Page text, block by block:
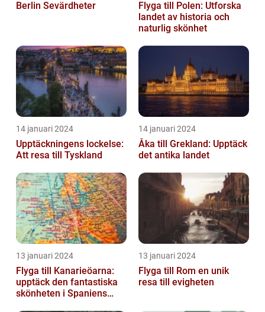
Berlin Sevärdheter
Flyga till Polen: Utforska
landet av historia och
naturlig skönhet
14 januari 2024
Upptäckningens lockelse:
Att resa till Tyskland
14 januari 2024
Åka till Grekland: Upptäck
det antika landet
13 januari 2024
Flyga till Kanarieöarna:
upptäck den fantastiska
skönheten i Spaniens
13 januari 2024
Flyga till Rom en unik
resa till evigheten